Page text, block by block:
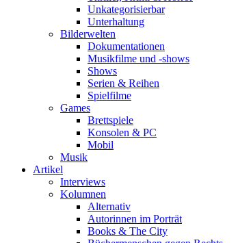
Unkategorisierbar
Unterhaltung
Bilderwelten
Dokumentationen
Musikfilme und -shows
Shows
Serien & Reihen
Spielfilme
Games
Brettspiele
Konsolen & PC
Mobil
Musik
Artikel
Interviews
Kolumnen
Alternativ
Autorinnen im Porträt
Books & The City